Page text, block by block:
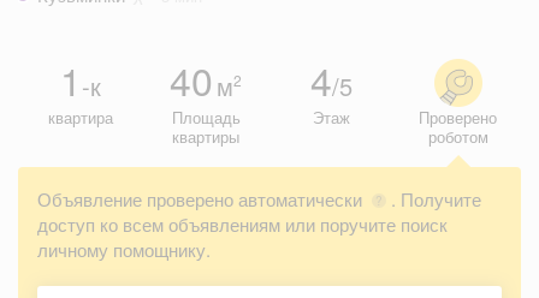
1 -к
квартира
40 м2
Площадь
квартиры
4/5
Этаж
Проверено
роботом
Объявление проверено автоматически ?
. Получите
доступ ко всем объявлениям или поручите поиск
личному помощнику.